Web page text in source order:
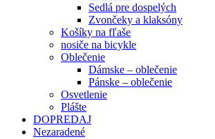
Sedlá pre dospelých
Zvončeky a klaksóny
Košíky na fľaše
nosiče na bicykle
Oblečenie
Dámske – oblečenie
Pánske – oblečenie
Osvetlenie
Plášte
DOPREDAJ
Nezaradené